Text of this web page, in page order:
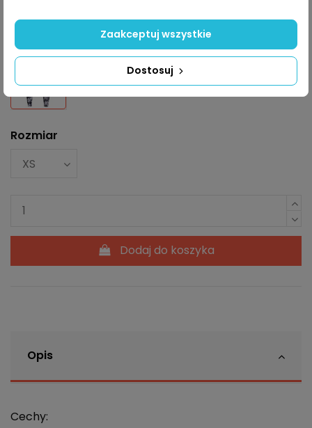
Kolor
Off White
Rozmiar
Dodaj do koszyka
Opis
Cechy:
Dostosuj
Zaakceptuj wszystkie